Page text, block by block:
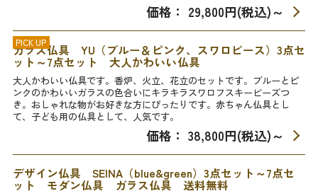
価格： 29,800円(税込)～
PICK UP
ガラス仏具 YU（ブルー＆ピンク、スワロビース）3点セ
ット～7点セット 大人かわいい仏具
大人かわいい仏具です。香炉、火立、花立のセットです。ブルーとピ
ンクのかわいいガラスの色合いにキラキラスワロフスキービーズつ
き。おしゃれな物がお好きな方にぴったりです。赤ちゃん仏具とし
て、子ども用の仏具として、人気です。
価格： 38,800円(税込)～
デザイン仏具 SEINA（blue&green）3点セット～7点セ
ット モダン仏具 ガラス仏具 送料無料